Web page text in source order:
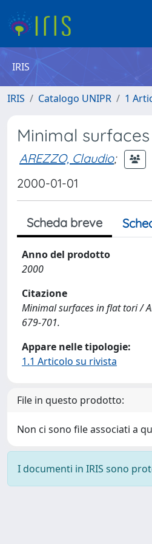
IRIS
IRIS Catalogo UNIPR 1
Minimal
AREZZO, Claudio;
2000-01-01
Scheda breve
Anno del prodotto
2000
Citazione
Minimal surfaces in flat tori /
679-701.
Appare nelle tipologie:
1.1 Articolo su rivista
File in questo prodotto:
Non ci sono file associati a
I documenti in IRIS sono